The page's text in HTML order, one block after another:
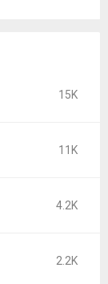
15K
11K
4.2K
2.2K